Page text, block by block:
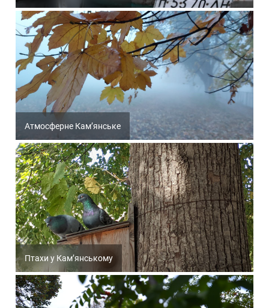
Атмосферне Кам’янське
Птахи у Кам’янському